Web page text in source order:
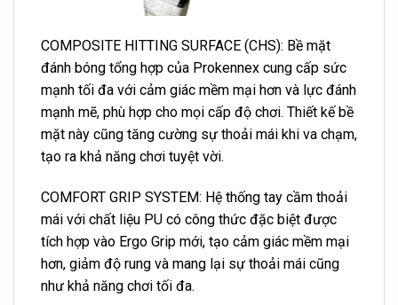
COMPOSITE HITTING SURFACE (CHS): Bề mặt
đánh bóng tổng hợp của Prokennex cung cấp sức
mạnh tối đa với cảm giác mềm mại hơn và lực đánh
mạnh mẽ, phù hợp cho mọi cấp độ chơi. Thiết kế bề
mặt này cũng tăng cường sự thoải mái khi va chạm,
tạo ra khả năng chơi tuyệt vời.
COMFORT GRIP SYSTEM: Hệ thống tay cầm thoải
mái với chất liệu PU có công thức đặc biệt được
tích hợp vào Ergo Grip mới, tạo cảm giác mềm mại
hơn, giảm độ rung và mang lại sự thoải mái cũng
như khả năng chơi tối đa.